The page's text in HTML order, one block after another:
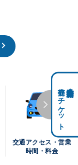
交通アクセス・営業
時間・料金
前売りチケット